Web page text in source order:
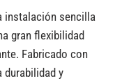
instalación sencilla
gran flexibilidad
Fabricado con
durabilidad y